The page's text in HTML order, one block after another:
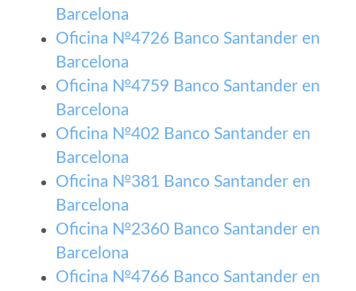
Barcelona
Oficina №4726 Banco Santander en
Barcelona
Oficina №4759 Banco Santander en
Barcelona
Oficina №402 Banco Santander en
Barcelona
Oficina №381 Banco Santander en
Barcelona
Oficina №2360 Banco Santander en
Barcelona
Oficina №4766 Banco Santander en